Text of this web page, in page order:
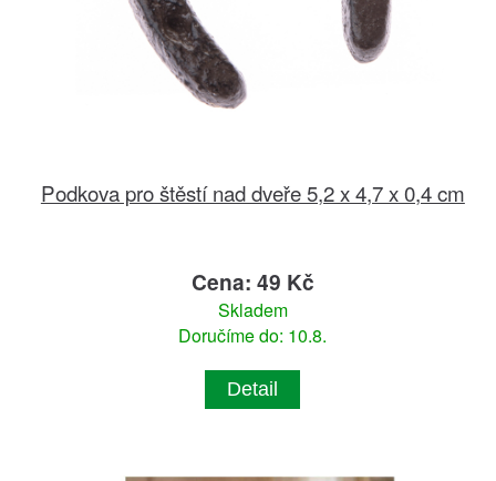
Podkova pro štěstí nad dveře 5,2 x 4,7 x 0,4 cm
Cena: 49 Kč
Skladem
Doručíme do: 10.8.
Detail